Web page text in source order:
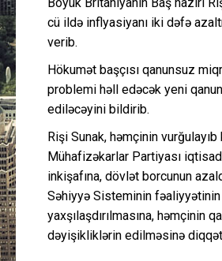
cü ildə inflyasiyanı iki dəfə
verib.
Hökumət başçısı qanunsuz
problemi həll edəcək yeni
ediləcəyini bildirib.
Rişi Sunak, həmçinin vurğulayıb
Mühafizəkarlar Partiyası
inkişafına, dövlət borcunun
Səhiyyə Sisteminin fəaliyyətinin
yaxşılaşdırılmasına, həmçinin
dəyişikliklərin edilməsinə